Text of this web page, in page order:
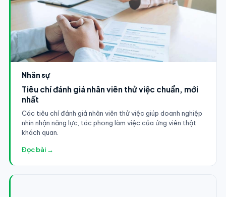
Nhân sự
Tiêu chí đánh giá nhân viên thử việc chuẩn, mới
nhất
Các tiêu chí đánh giá nhân viên thử việc giúp doanh nghiệp
nhìn nhận năng lực, tác phong làm việc của ứng viên thật
khách quan.
Đọc bài →